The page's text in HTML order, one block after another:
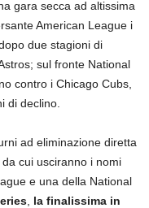
gara secca ad altissima
American League i
due stagioni di
sul fronte National
contro i Chicago Cubs,
di declino.
ad eliminazione diretta
cui usciranno i nomi
e una della National
la finalissima in